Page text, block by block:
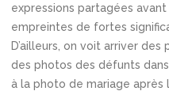
expressions partagées
empreintes de fortes
D’ailleurs, on voit arriver
des photos des défunts
à la photo de mariage après